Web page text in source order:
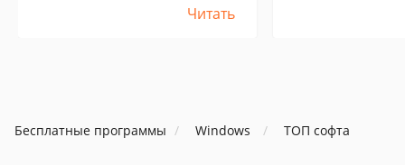
de licence, la licence est toujours
Читать
Бесплатные программы Windows ТОП софта